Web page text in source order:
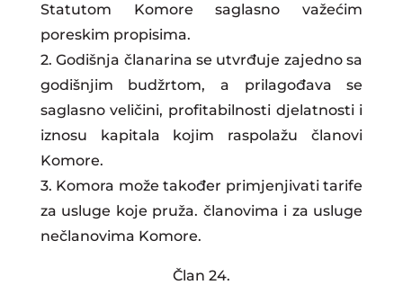
Statutom Komore saglasno važećim
poreskim propisima.
2. Godišnja članarina se utvrđuje zajedno sa
godišnjim budžrtom, a prilagođava se
saglasno veličini, profitabilnosti djelatnosti i
iznosu kapitala kojim raspolažu članovi
Komore.
3. Komora može također primjenjivati tarife
za usluge koje pruža. članovima i za usluge
nečlanovima Komore.
Član 24.